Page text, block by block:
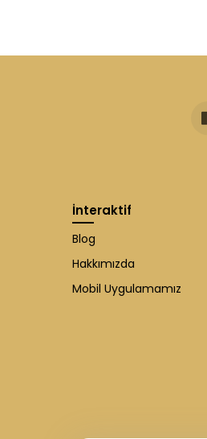
İnteraktif
Blog
Hakkımızda
Mobil Uygulamamız